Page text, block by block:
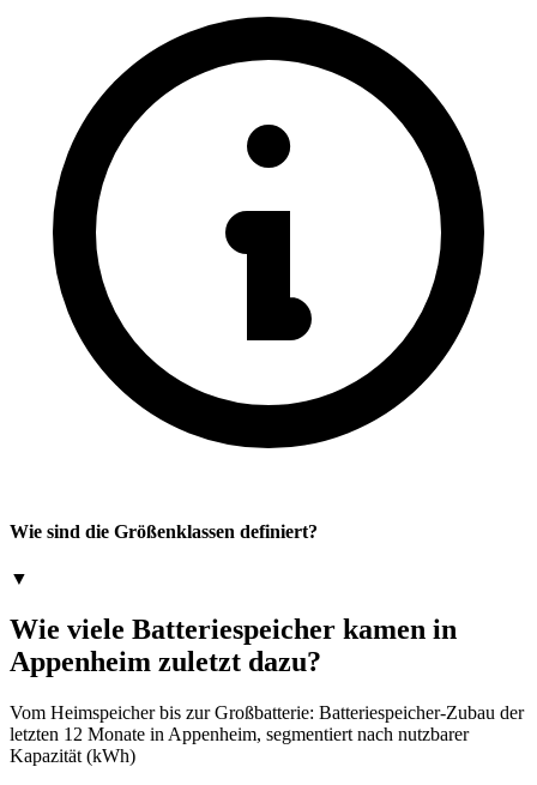
Wie sind die Größenklassen definiert?
▼
Wie viele Batteriespeicher kamen in
Appenheim zuletzt dazu?
Vom Heimspeicher bis zur Großbatterie: Batteriespeicher-Zubau der
letzten 12 Monate in Appenheim, segmentiert nach nutzbarer
Kapazität (kWh)